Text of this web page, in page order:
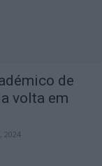
de
volta em
2024